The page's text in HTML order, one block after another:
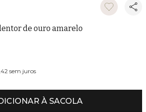
de ouro amarelo
sem juros
À SACOLA